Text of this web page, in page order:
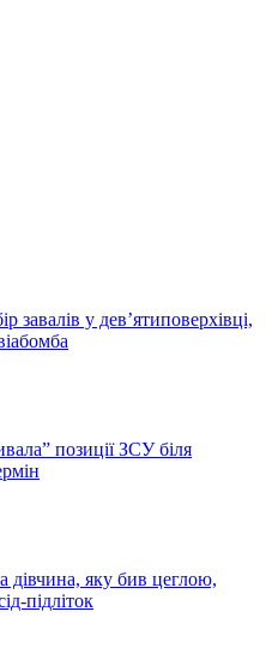
завалів у дев’ятиповерхівці,
позиції ЗСУ біля
дівчина, яку бив цеглою,
підліток